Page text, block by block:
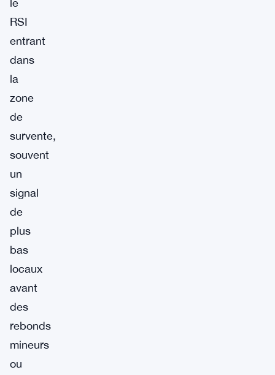
le
RSI
entrant
dans
la
zone
de
survente,
souvent
un
signal
de
plus
bas
locaux
avant
des
rebonds
mineurs
ou